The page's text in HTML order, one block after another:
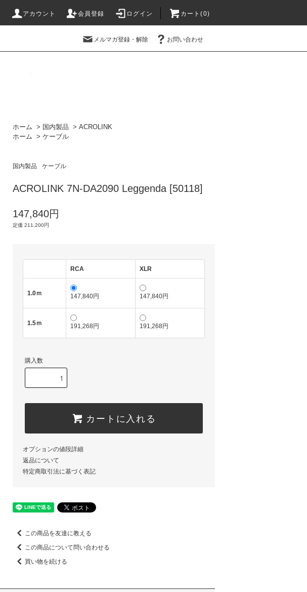
アカウント 会員登録 ログイン カート(0)
メルマガ登録・解除 お問い合わせ
ホーム > 国内製品 > ACROLINK
ホーム > ケーブル
国内製品 ケーブル
ACROLINK 7N-DA2090 Leggenda [50118]
147,840円
定価 211,200円
RCA XLR
1.0ｍ 147,840円 147,840円
1.5ｍ 191,268円 191,268円
購入数
カートに入れる
オプションの値段詳細
返品について
特定商取引法に基づく表記
この商品を友達に教える
この商品について問い合わせる
買い物を続ける